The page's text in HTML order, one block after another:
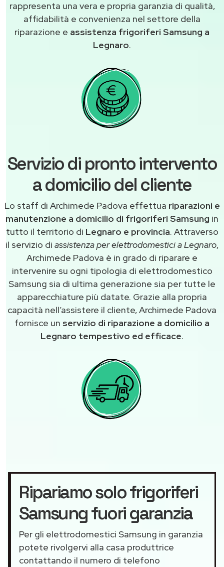
rappresenta una vera e propria garanzia di qualità,
affidabilità e convenienza nel settore della
riparazione e assistenza frigoriferi Samsung a
Legnaro.
Servizio di pronto intervento
a domicilio del cliente
Lo staff di Archimede Padova effettua riparazioni e
manutenzione a domicilio di frigoriferi Samsung in
tutto il territorio di Legnaro e provincia. Attraverso
il servizio di assistenza per elettrodomestici a Legnaro,
Archimede Padova è in grado di riparare e
intervenire su ogni tipologia di elettrodomestico
Samsung sia di ultima generazione sia per tutte le
apparecchiature più datate. Grazie alla propria
capacità nell’assistere il cliente, Archimede Padova
fornisce un servizio di riparazione a domicilio a
Legnaro tempestivo ed efficace.
Ripariamo solo frigoriferi
Samsung fuori garanzia
Per gli elettrodomestici Samsung in garanzia
potete rivolgervi alla casa produttrice
contattando il numero di telefono